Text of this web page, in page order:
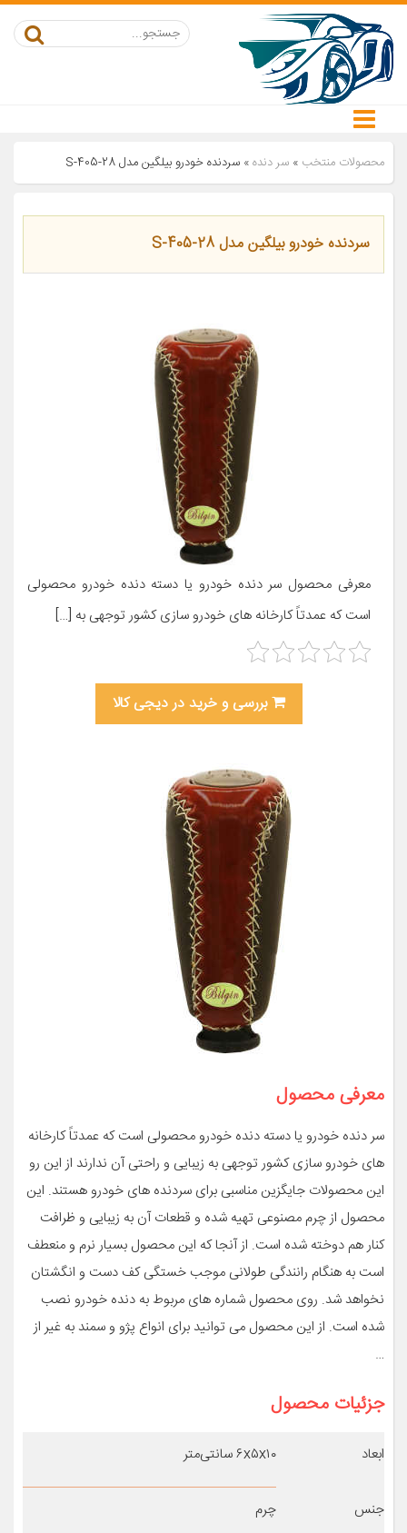
محصولات منتخب » سر دنده» سردنده خودرو بیلگین مدل S-405-28
سردنده خودرو بیلگین مدل S-405-28
معرفی محصول سر دنده خودرو یا دسته دنده خودرو محصولی
است که عمدتاً کارخانه های خودرو سازی کشور توجهی به […]
بررسی و خرید در دیجی کالا
معرفی محصول
سر دنده خودرو یا دسته دنده خودرو محصولی است که عمدتاً کارخانه
های خودرو سازی کشور توجهی به زیبایی و راحتی آن ندارند از این رو
این محصولات جایگزین مناسبی برای سردنده های خودرو هستند. این
محصول از چرم مصنوعی تهیه شده و قطعات آن به زیبایی و ظرافت
کنار هم دوخته شده است. از آنجا که این محصول بسیار نرم و منعطف
است به هنگام رانندگی طولانی موجب خستگی کف دست و انگشتان
نخواهد شد. روی محصول شماره های مربوط به دنده خودرو نصب
شده است. از این محصول می توانید برای انواع پژو و سمند به غیر از
…
جزئیات محصول
ابعاد ۶x۵x۱۰ سانتی‌متر
جنس
چرم